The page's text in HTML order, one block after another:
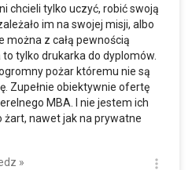
chcieli tylko uczyć, robić swoją
im na swojej misji, albo
można z całą pewnością
tylko drukarka do dyplomów.
pożar któremu nie są
Zupełnie obiektywnie ofertę
MBA. I nie jestem ich
nawet jak na prywatne
»